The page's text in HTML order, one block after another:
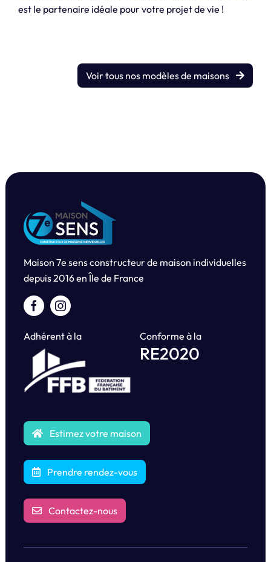
est le partenaire idéale pour votre projet de vie !
Voir tous nos modèles de maisons
Maison 7e sens constructeur de maison individuelles
depuis2016 en Île de France
Adhérent à la Conforme à la
RE2020
Estimez votre maison
Prendre rendez-vous
Contactez-nous